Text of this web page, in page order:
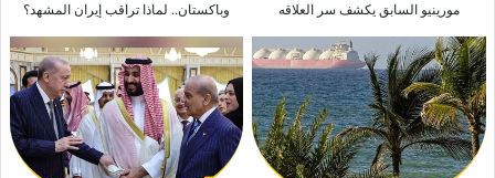
مورینیو السابق یکشف سر العلاقه
وباکستان.. لماذا تراقب إیران المشهد؟